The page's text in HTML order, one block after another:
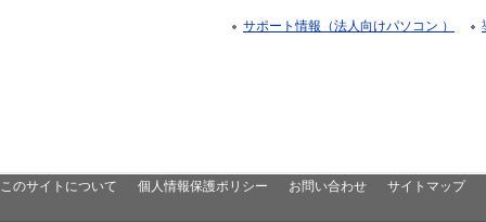
サポート情報（法人向けパソコン ）
このサイトについて 個人情報保護ポリシー お問い合わせ サイトマップ